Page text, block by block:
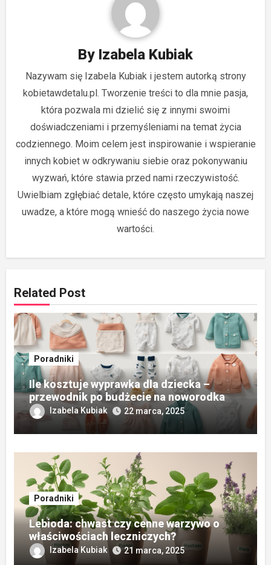
By Izabela Kubiak
Nazywam się Izabela Kubiak i jestem autorką strony
kobietawdetalu.pl. Tworzenie treści to dla mnie pasja,
która pozwala mi dzielić się z innymi swoimi
doświadczeniami i przemyśleniami na temat życia
codziennego. Moim celem jest inspirowanie i wspieranie
innych kobiet w odkrywaniu siebie oraz pokonywaniu
wyzwań, które stawia przed nami rzeczywistość.
Uwielbiam zgłębiać detale, które często umykają naszej
uwadze, a które mogą wnieść do naszego życia nowe
wartości.
Related Post
Poradniki
Ile kosztuje wyprawka dla dziecka –
przewodnik po budżecie na noworodka
Izabela Kubiak 22 marca, 2025
Poradniki
Lebioda: chwast czy cenne warzywo o
właściwościach leczniczych?
Izabela Kubiak 21 marca, 2025